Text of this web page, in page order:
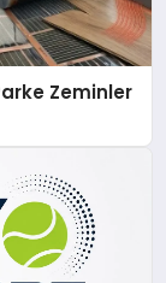
Zeminler